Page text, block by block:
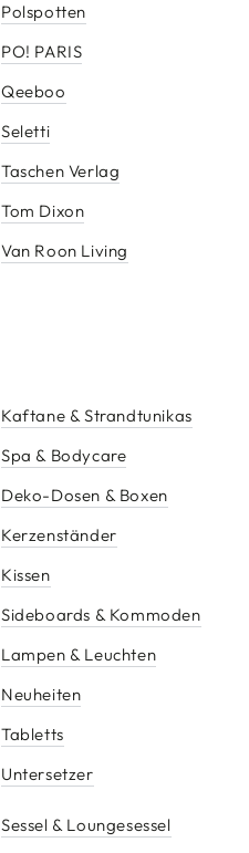
Polspotten
PO! PARIS
Qeeboo
Seletti
Taschen Verlag
Tom Dixon
Van Roon Living
Kaftane & Strandtunikas
Spa & Bodycare
Deko-Dosen & Boxen
Kerzenständer
Kissen
Sideboards & Kommoden
Lampen & Leuchten
Neuheiten
Tabletts
Untersetzer
Sessel & Loungesessel